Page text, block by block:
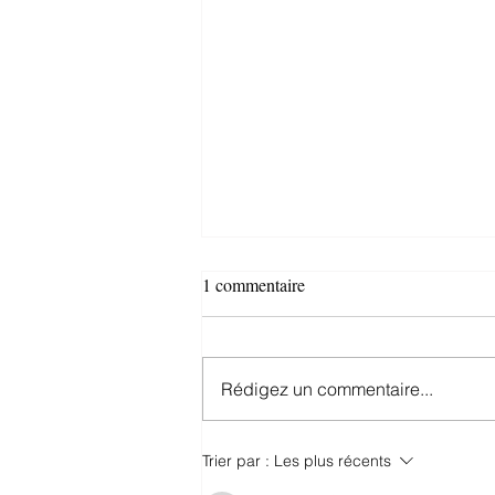
La veste en tweed : l’alliée chic
1 commentaire
Rédigez un commentaire...
Trier par : Les plus récents